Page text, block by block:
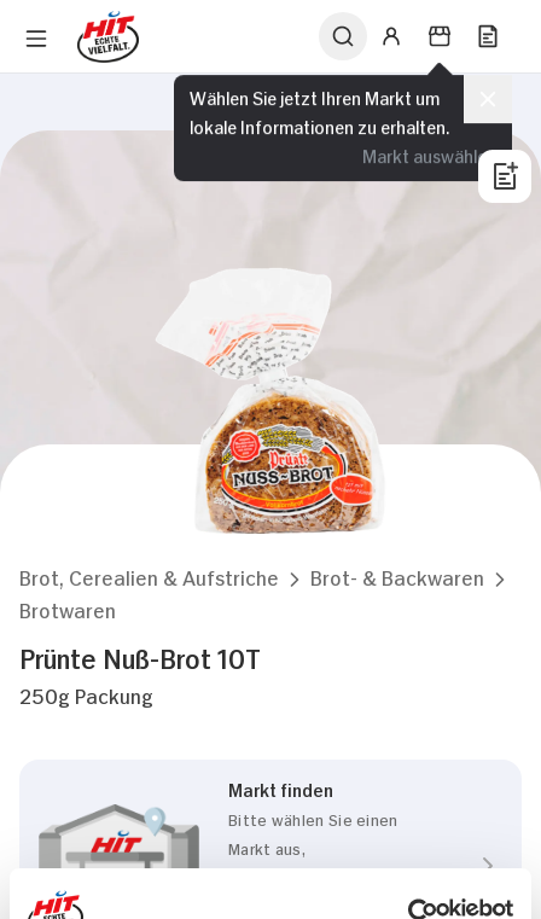
Wählen Sie jetzt Ihren Markt um
lokale Informationen zu erhalten.
Markt auswählen
Brot, Cerealien & Aufstriche
Brot- & Backwaren
Brotwaren
Prünte Nuß-Brot 10T
250g Packung
Markt finden
Bitte wählen Sie einen
Markt aus,